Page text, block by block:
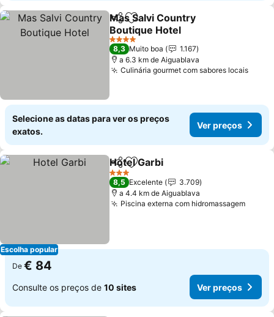
PartilharAdicionar aos favoritos
Mas Salvi Country
Boutique Hotel
Ver preços
4 Estrelas
8,3 Muito boa
1.167
a 6.3 km de Aiguablava
Culinária gourmet com sabores locaisVer
Selecione as datas para ver os preços
exatos.
Ver preços
Escolha popular
PartilharAdicionar aos favoritos
Hotel Garbi
3 Estrelas
8,5 Excelente
3.709
a 4.4 km de Aiguablava
Piscina externa com hidromassagemVer
De € 84
Consulte os preços de 10 sites Ver preços